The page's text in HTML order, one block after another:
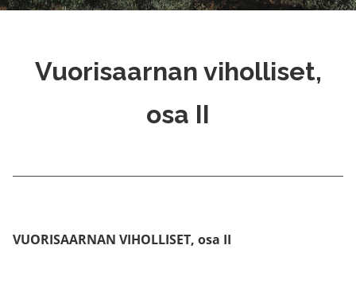
Vuorisaarnan viholliset,
osa II
VUORISAARNAN VIHOLLISET, osa II